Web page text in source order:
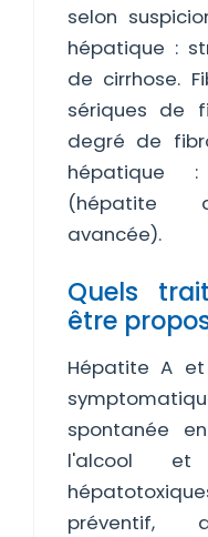
selon
hépatique :
de cirrhose.
sériques de
degré de
hépatique
(hépatite
avancée).
Quels
être
Hépatite A
spontanée
l'alcool et
préventif,